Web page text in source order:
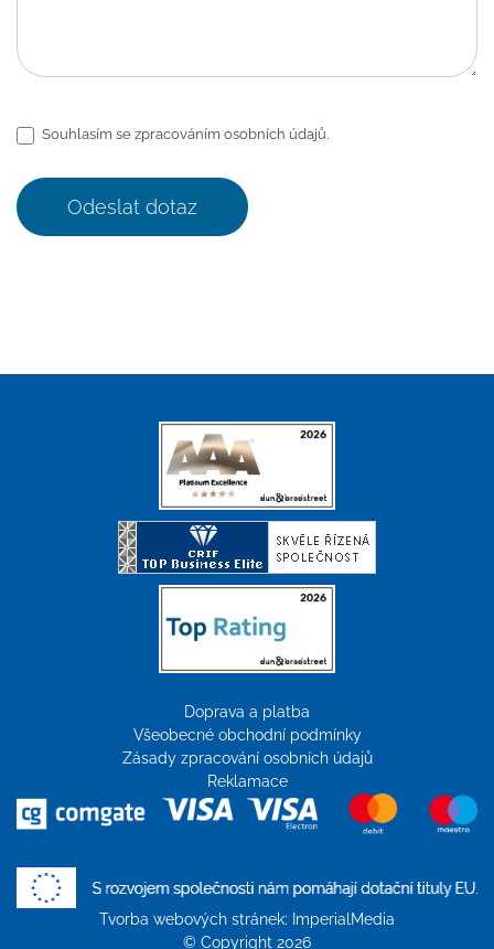
Souhlasím se zpracováním osobních údajů.
Odeslat dotaz
Doprava a platba
Všeobecné obchodní podmínky
Zásady zpracování osobních údajů
Reklamace
Tvorba webových stránek: ImperialMedia
© Copyright 2026